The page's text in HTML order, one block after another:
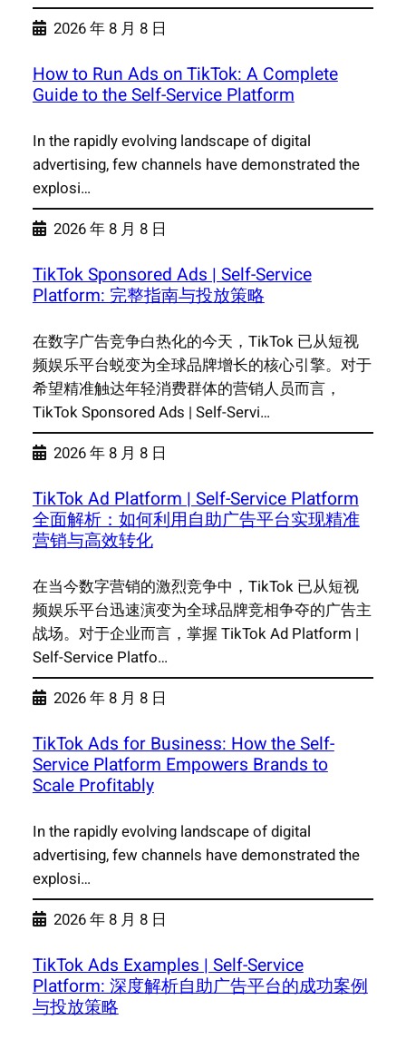
2026 年 8 月 8 日
How to Run Ads on TikTok: A Complete
Guide to the Self-Service Platform
In the rapidly evolving landscape of digital
advertising, few channels have demonstrated the
explosi…
2026 年 8 月 8 日
TikTok Sponsored Ads | Self-Service
Platform: 完整指南与投放策略
在数字广告竞争白热化的今天，TikTok 已从短视
频娱乐平台蜕变为全球品牌增长的核心引擎。对于
希望精准触达年轻消费群体的营销人员而言，
TikTok Sponsored Ads | Self-Servi…
2026 年 8 月 8 日
TikTok Ad Platform | Self-Service Platform
全面解析：如何利用自助广告平台实现精准
营销与高效转化
在当今数字营销的激烈竞争中，TikTok 已从短视
频娱乐平台迅速演变为全球品牌竞相争夺的广告主
战场。对于企业而言，掌握 TikTok Ad Platform |
Self-Service Platfo…
2026 年 8 月 8 日
TikTok Ads for Business: How the Self-
Service Platform Empowers Brands to
Scale Profitably
In the rapidly evolving landscape of digital
advertising, few channels have demonstrated the
explosi…
2026 年 8 月 8 日
TikTok Ads Examples | Self-Service
Platform: 深度解析自助广告平台的成功案例
与投放策略